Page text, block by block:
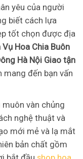
yêu của người
biết cách lựa
tốt chọn được địa
Vụ Hoa Chia Buôn
Hà Nội Giao tận
mang đến bạn vấn
vàn chủng
nghệ thuật và
mới mẻ và lạ mắt
bản chất gồm